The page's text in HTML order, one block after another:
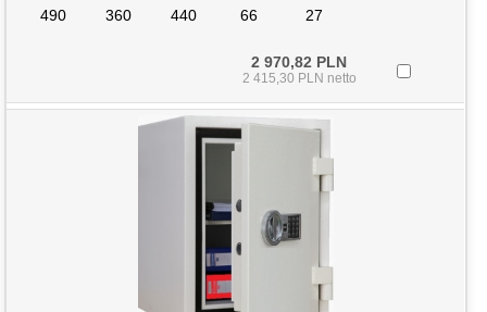
490 360 440 66 27
2 970,82 PLN
2 415,30 PLN netto